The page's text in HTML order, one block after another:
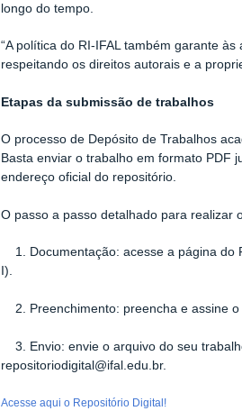
longo do tempo.
“A política do RI-IFAL também garante
respeitando os direitos autorais e a
Etapas da submissão de trabalhos
O processo de Depósito de Trabalhos
Basta enviar o trabalho em formato PDF
endereço oficial do repositório.
O passo a passo detalhado para realizar
1. Documentação: acesse a página do
I).
2. Preenchimento: preencha e assine
3. Envio: envie o arquivo do seu
repositoriodigital@ifal.edu.br.
Acesse aqui o Repositório Digital!